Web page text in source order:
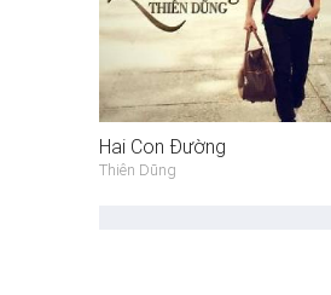
Hai Con Đường
Thiên Dũng